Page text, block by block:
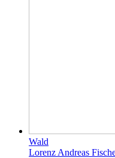
Wald
Lorenz Andreas